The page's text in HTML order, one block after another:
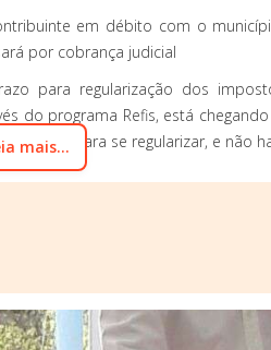
em débito com o
por cobrança judicial
para regularização dos
do programa Refis, está
outubro para se regularizar, e não
mais...